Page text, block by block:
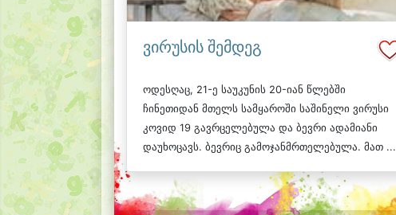
ვირუსის შემდეგ
ოდესღაც, 21-ე საუკუნის 20-იან წლებში
ჩინეთიდან მთელს სამყაროში საშინელი ვირუსი
კოვიდ 19 გავრცელებულა და ბევრი ადამიანი
დაუხოცავს. ბევრიც გამოჯანმრთელებულა. მათ ...